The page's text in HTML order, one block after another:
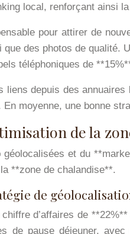
local, renforçant ainsi
pour attirer de
des photos de
téléphoniques de
depuis des
moyenne, une bonne
de la
et du
**zone de chalandise**.
de
d’affaires de
de pause déjeuner,